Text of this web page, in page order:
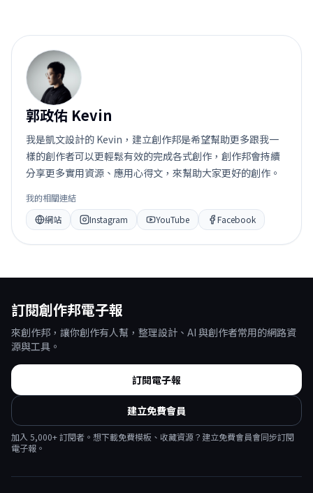
郭
郭政佑 Kevin
我是凱文設計的 Kevin，建立創作邦是希望幫助更多跟我一
樣的創作者可以更輕鬆有效的完成各式創作，創作邦會持續
分享更多實用資源、應用心得文，來幫助大家更好的創作。
我的相關連結
網站
Instagram YouTube Facebook
訂閱創作邦電子報
來創作邦，讓你創作有人幫，整理設計、AI 與創作者常用的網路資
源與工具。
訂閱電子報
建立免費會員
加入 5,000+ 訂閱者。想下載免費模板、收藏資源？建立免費會員會同步訂閱
電子報。